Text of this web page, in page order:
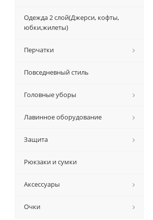
Одежда 2 слой(Джерси, кофты,
юбки,жилеты)
Перчатки
Повседневный стиль
Головные уборы
Лавинное оборудование
Защита
Рюкзаки и сумки
Аксессуары
Очки